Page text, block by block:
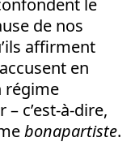
le
de nos
affirment
en
régime
c’est-à-dire,
bonapartiste.